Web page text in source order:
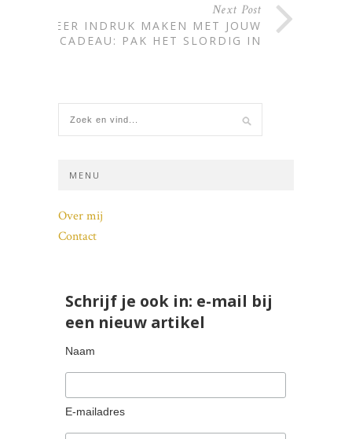
Next Post
MEER INDRUK MAKEN MET JOUW
CADEAU: PAK HET SLORDIG IN
MENU
Over mij
Contact
Schrijf je ook in: e-mail bij
een nieuw artikel
Naam
E-mailadres